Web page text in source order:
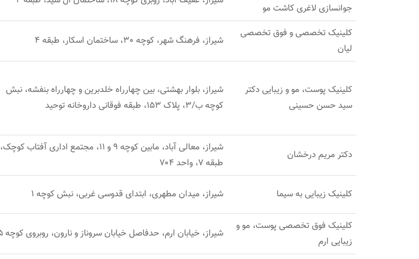
جوانسازی لاغری کاشت مو
کلینیک تخصصی و فوق تخصصی
لیان
شیراز، فرهنگ شهر، کوچه 30، ساختمان اسکار، طبقه 4
کلینیک پوست، مو و زیبایی دکتر
سید حسن حسینی
شیراز، بلوار بهشتی، بین چهارراه خلدبرین و چهارراه بنفشه، نبش
کوچه ب/3، پلاک 153، طبقه فوقانی داروخانه توحید
دکتر مریم درخشان
شیراز، معالی آباد، مابین کوچه 9 و 11، مجتمع اداری آفتاب کوچک،
طبقه 7، واحد 704
کلینیک زیبایی به سیما شیراز، میدان مطهری، ابتدای قدوسی غربی، نبش کوچه 1
کلینیک فوق تخصصی پوست، مو و
زیبایی ارم
شیراز، خیابان ارم، حدفاصل خیابان سروناز و نارون، روبروی کوچه 15